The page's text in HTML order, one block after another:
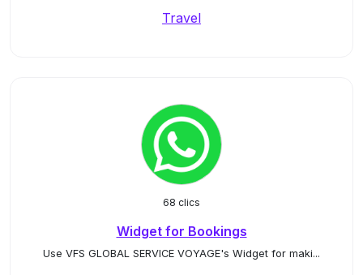
Travel
68 clics
Widget for Bookings
Use VFS GLOBAL SERVICE VOYAGE's Widget for maki...